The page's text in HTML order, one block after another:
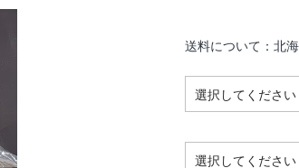
送料について：北